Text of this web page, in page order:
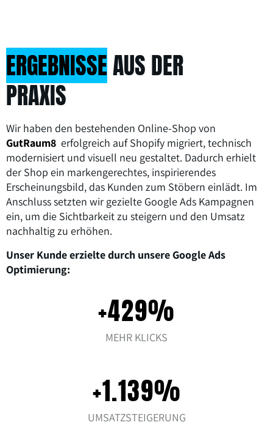
ERGEBNISSEAUS DER
PRAXIS
Wir haben den bestehenden Online-Shop von
GutRaum8 erfolgreich auf Shopify migriert, technisch
modernisiert und visuell neu gestaltet. Dadurch erhielt
der Shop ein markengerechtes, inspirierendes
Erscheinungsbild, das Kunden zum Stöbern einlädt. Im
Anschluss setzten wir gezielte Google Ads Kampagnen
ein, um die Sichtbarkeit zu steigern und den Umsatz
nachhaltig zu erhöhen.
Unser Kunde erzielte durch unsere Google Ads
Optimierung:
+429%
MEHR KLICKS
+1.139%
UMSATZSTEIGERUNG